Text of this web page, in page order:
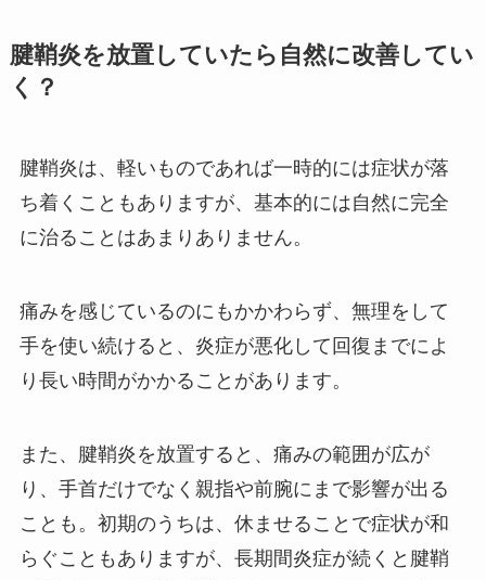
腱鞘炎を放置していたら自然に改善してい
く？
腱鞘炎は、軽いものであれば一時的には症状が落
ち着くこともありますが、基本的には自然に完全
に治ることはあまりありません。
痛みを感じているのにもかかわらず、無理をして
手を使い続けると、炎症が悪化して回復までによ
り長い時間がかかることがあります。
また、腱鞘炎を放置すると、痛みの範囲が広が
り、手首だけでなく親指や前腕にまで影響が出る
ことも。初期のうちは、休ませることで症状が和
らぐこともありますが、長期間炎症が続くと腱鞘